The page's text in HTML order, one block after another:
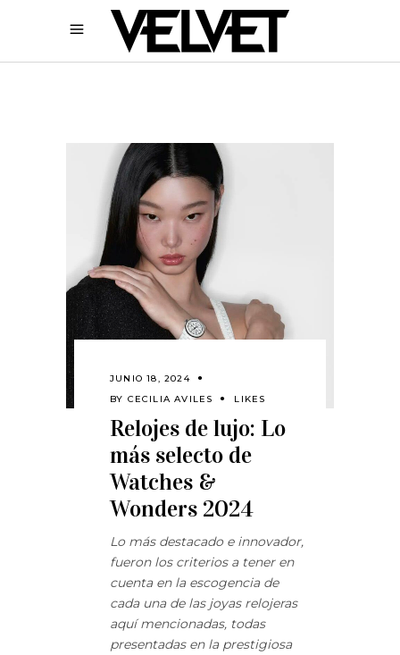
JUNIO 18, 2024
BY CECILIA AVILES LIKES
Relojes de lujo: Lo
más selecto de
Watches &
Wonders 2024
Lo más destacado e innovador,
fueron los criterios a tener en
cuenta en la escogencia de
cada una de las joyas relojeras
aquí mencionadas, todas
presentadas en la prestigiosa